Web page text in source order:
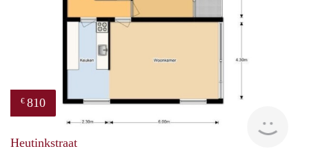
€ 810
Heutinkstraat